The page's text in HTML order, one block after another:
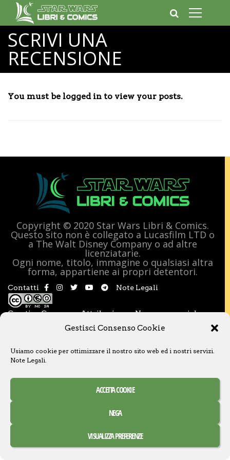
Gestisci Consenso Cookie
Usiamo cookie per ottimizzare il nostro sito web ed i nostri servizi.
Note Legali.
ACCETTA COOKIE
NEGA
VISUALIZZA PREFERENZE
SCRIVI UNA
RECENSIONE
You must be logged in to view your posts.
Copyright © 2020 Star Wars Libri & Comics.
Questo sito non è collegato a Lucasfilm LTD o
a The Walt Disney Company o ad altre
licenziatarie.
Ogni nome, titolo, immagine o qualsiasi altra
forma, appartiene ai propri detentori.
Contatti Note Legali
Creative Commons Attribuzione – Non commerciale –